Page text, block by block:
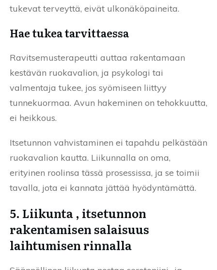
tukevat terveyttä, eivät ulkonäköpaineita.
Hae tukea tarvittaessa
Ravitsemusterapeutti auttaa rakentamaan
kestävän ruokavalion, ja psykologi tai
valmentaja tukee, jos syömiseen liittyy
tunnekuormaa. Avun hakeminen on tehokkuutta,
ei heikkous.
Itsetunnon vahvistaminen ei tapahdu pelkästään
ruokavalion kautta. Liikunnalla on oma,
erityinen roolinsa tässä prosessissa, ja se toimii
tavalla, jota ei kannata jättää hyödyntämättä.
5. Liikunta , itsetunnon
rakentamisen salaisuus
laihtumisen rinnalla